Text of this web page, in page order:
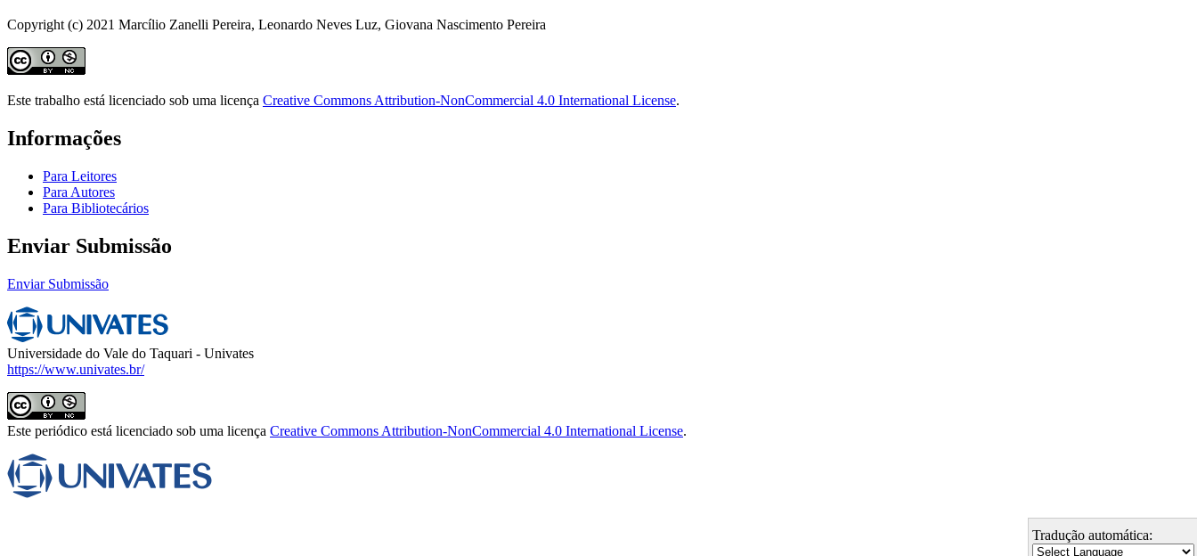
Copyright (c) 2021 Marcílio Zanelli Pereira, Leonardo Neves Luz, Giovana Nascimento Pereira
Este trabalho está licenciado sob uma licença Creative Commons Attribution-NonCommercial 4.0 International License.
Informações
Para Leitores
Para Autores
Para Bibliotecários
Enviar Submissão
Enviar Submissão
Universidade do Vale do Taquari - Univates
https://www.univates.br/
Este periódico está licenciado sob uma licença Creative Commons Attribution-NonCommercial 4.0 International License.
Tradução automática: